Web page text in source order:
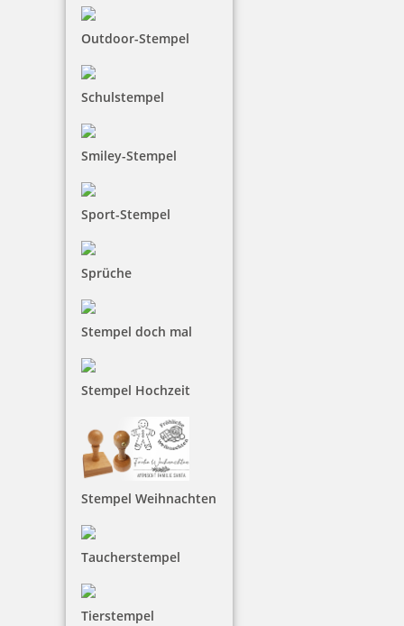
Outdoor-Stempel
Schulstempel
Smiley-Stempel
Sport-Stempel
Sprüche
Stempel doch mal
Stempel Hochzeit
Stempel Weihnachten
Taucherstempel
Tierstempel